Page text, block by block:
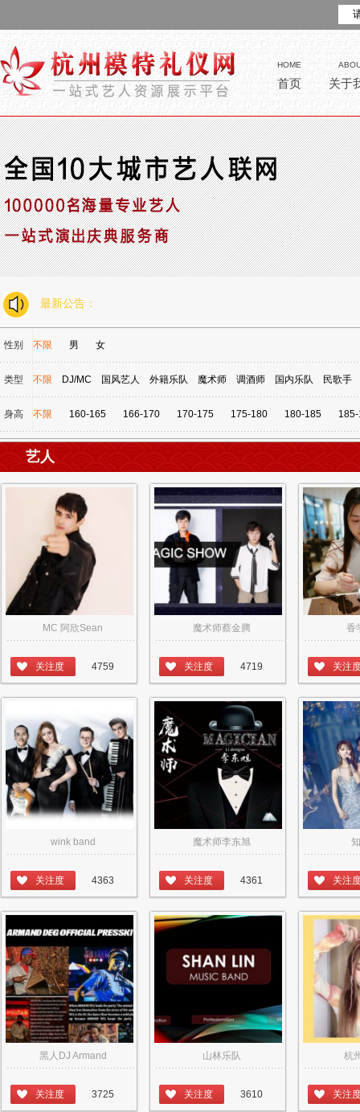
HOME
首页 关于
最新公告：
性别 不限 男 女
类型 不限 DJ/MC 国风艺人 外籍乐队 魔术师 调酒师 国内乐队 民歌手
身高 不限 160-165 166-170 170-175 175-180 180-185
艺人
MC 阿欣Sean
关注度 4759
魔术师蔡金腾
关注度 4719
香
关注
wink band
关注度 4363
魔术师李东旭
关注度 4361 关注
黑人DJ Armand
关注度 3725
山林乐队
关注度 3610
杭
关注